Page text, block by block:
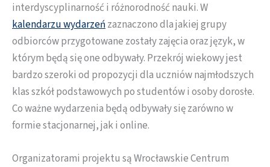
interdyscyplinarność i różnorodność nauki. W
kalendarzu wydarzeńzaznaczono dla jakiej grupy
odbiorców przygotowane zostały zajęcia oraz język, w
którym będą się one odbywały. Przekrój wiekowy jest
bardzo szeroki od propozycji dla uczniów najmłodszych
klas szkół podstawowych po studentów i osoby dorosłe.
Co ważne wydarzenia będą odbywały się zarówno w
formie stacjonarnej, jak i online.
Organizatorami projektu są Wrocławskie Centrum